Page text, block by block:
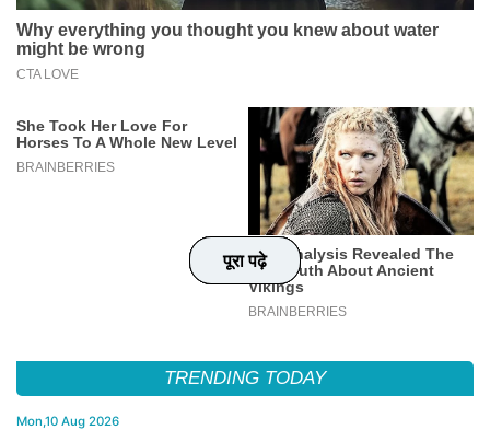
पूरा पढ़े
पूरा पढ़े
पूरा पढ़े
पूरा पढ़े
TRENDING TODAY
Mon,10 Aug 2026